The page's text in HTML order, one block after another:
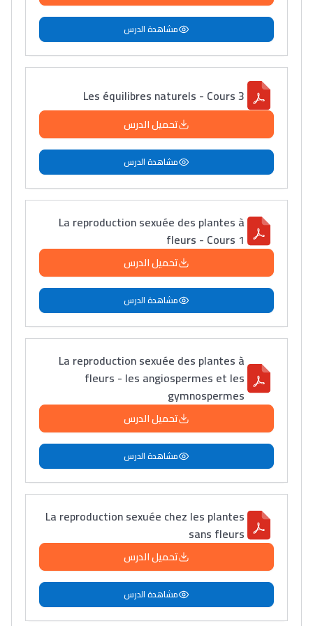
Lycée Maroc
Collège au Maroc
Post-Bac
Interviews/Vidéos
دليل المهن
ما يزيد عن 149 مهنة
دليل التوجيه
التوجيه بالثانوي و الإعدادي
Ki Derti Liha
مشاهدة الدرس
Les équilibres naturels - Cours 3
تحميل الدرس
مشاهدة الدرس
La reproduction sexuée des plantes à
fleurs - Cours 1
تحميل الدرس
مشاهدة الدرس
La reproduction sexuée des plantes à
fleurs - les angiospermes et les
gymnospermes
تحميل الدرس
مشاهدة الدرس
La reproduction sexuée chez les plantes
sans fleurs
تحميل الدرس
مشاهدة الدرس